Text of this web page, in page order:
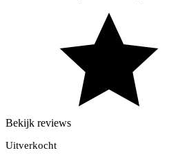
Bekijk reviews
Uitverkocht